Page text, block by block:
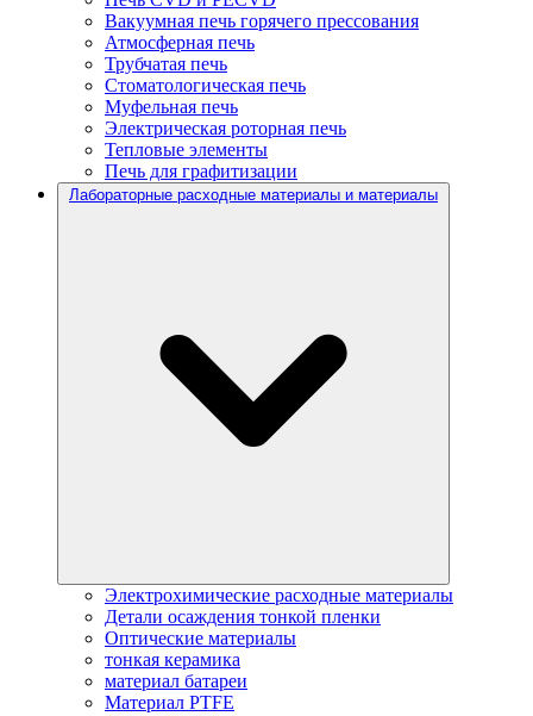
Вакуумная печь горячего прессования
Атмосферная печь
Трубчатая печь
Стоматологическая печь
Муфельная печь
Электрическая роторная печь
Тепловые элементы
Печь для графитизации
Лабораторные расходные материалы и материалы
Электрохимические расходные материалы
Детали осаждения тонкой пленки
Оптические материалы
тонкая керамика
материал батареи
Материал PTFE